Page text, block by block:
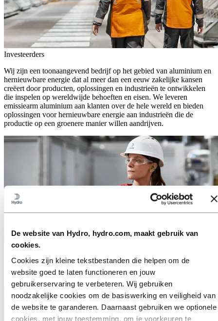
De website van Hydro, hydro.com, maakt gebruik van
cookies.
Cookies zijn kleine tekstbestanden die helpen om de
website goed te laten functioneren en jouw
gebruikerservaring te verbeteren. Wij gebruiken
noodzakelijke cookies om de basiswerking en veiligheid van
de website te garanderen. Daarnaast gebruiken we optionele
cookies, met jouw toestemming, om je voorkeuren te
Investeerders
Wij zijn een toonaangevend bedrijf op het gebied van aluminium en
hernieuwbare energie dat al meer dan een eeuw zakelijke kansen
creëert door producten, oplossingen en industrieën te ontwikkelen
die inspelen op wereldwijde behoeften en eisen. We leveren
emissiearm aluminium aan klanten over de hele wereld en bieden
oplossingen voor hernieuwbare energie aan industrieën die de
productie op een groenere manier willen aandrijven.
Media
Werkt u aan een verhaal over aluminium? Persberichten, foto's,
verhalen, feiten en cijfers - u vindt hier alles wat u nodig heeft.